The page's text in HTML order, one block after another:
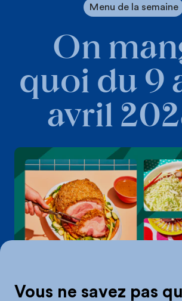
Menu de la semaine
On
quoi du 9
avril
On mange
Vous ne savez pas